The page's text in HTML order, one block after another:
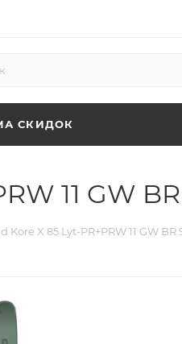
СКИДОК
11 GW
Kore X 85 Lyt-PR+PRW 11 GW